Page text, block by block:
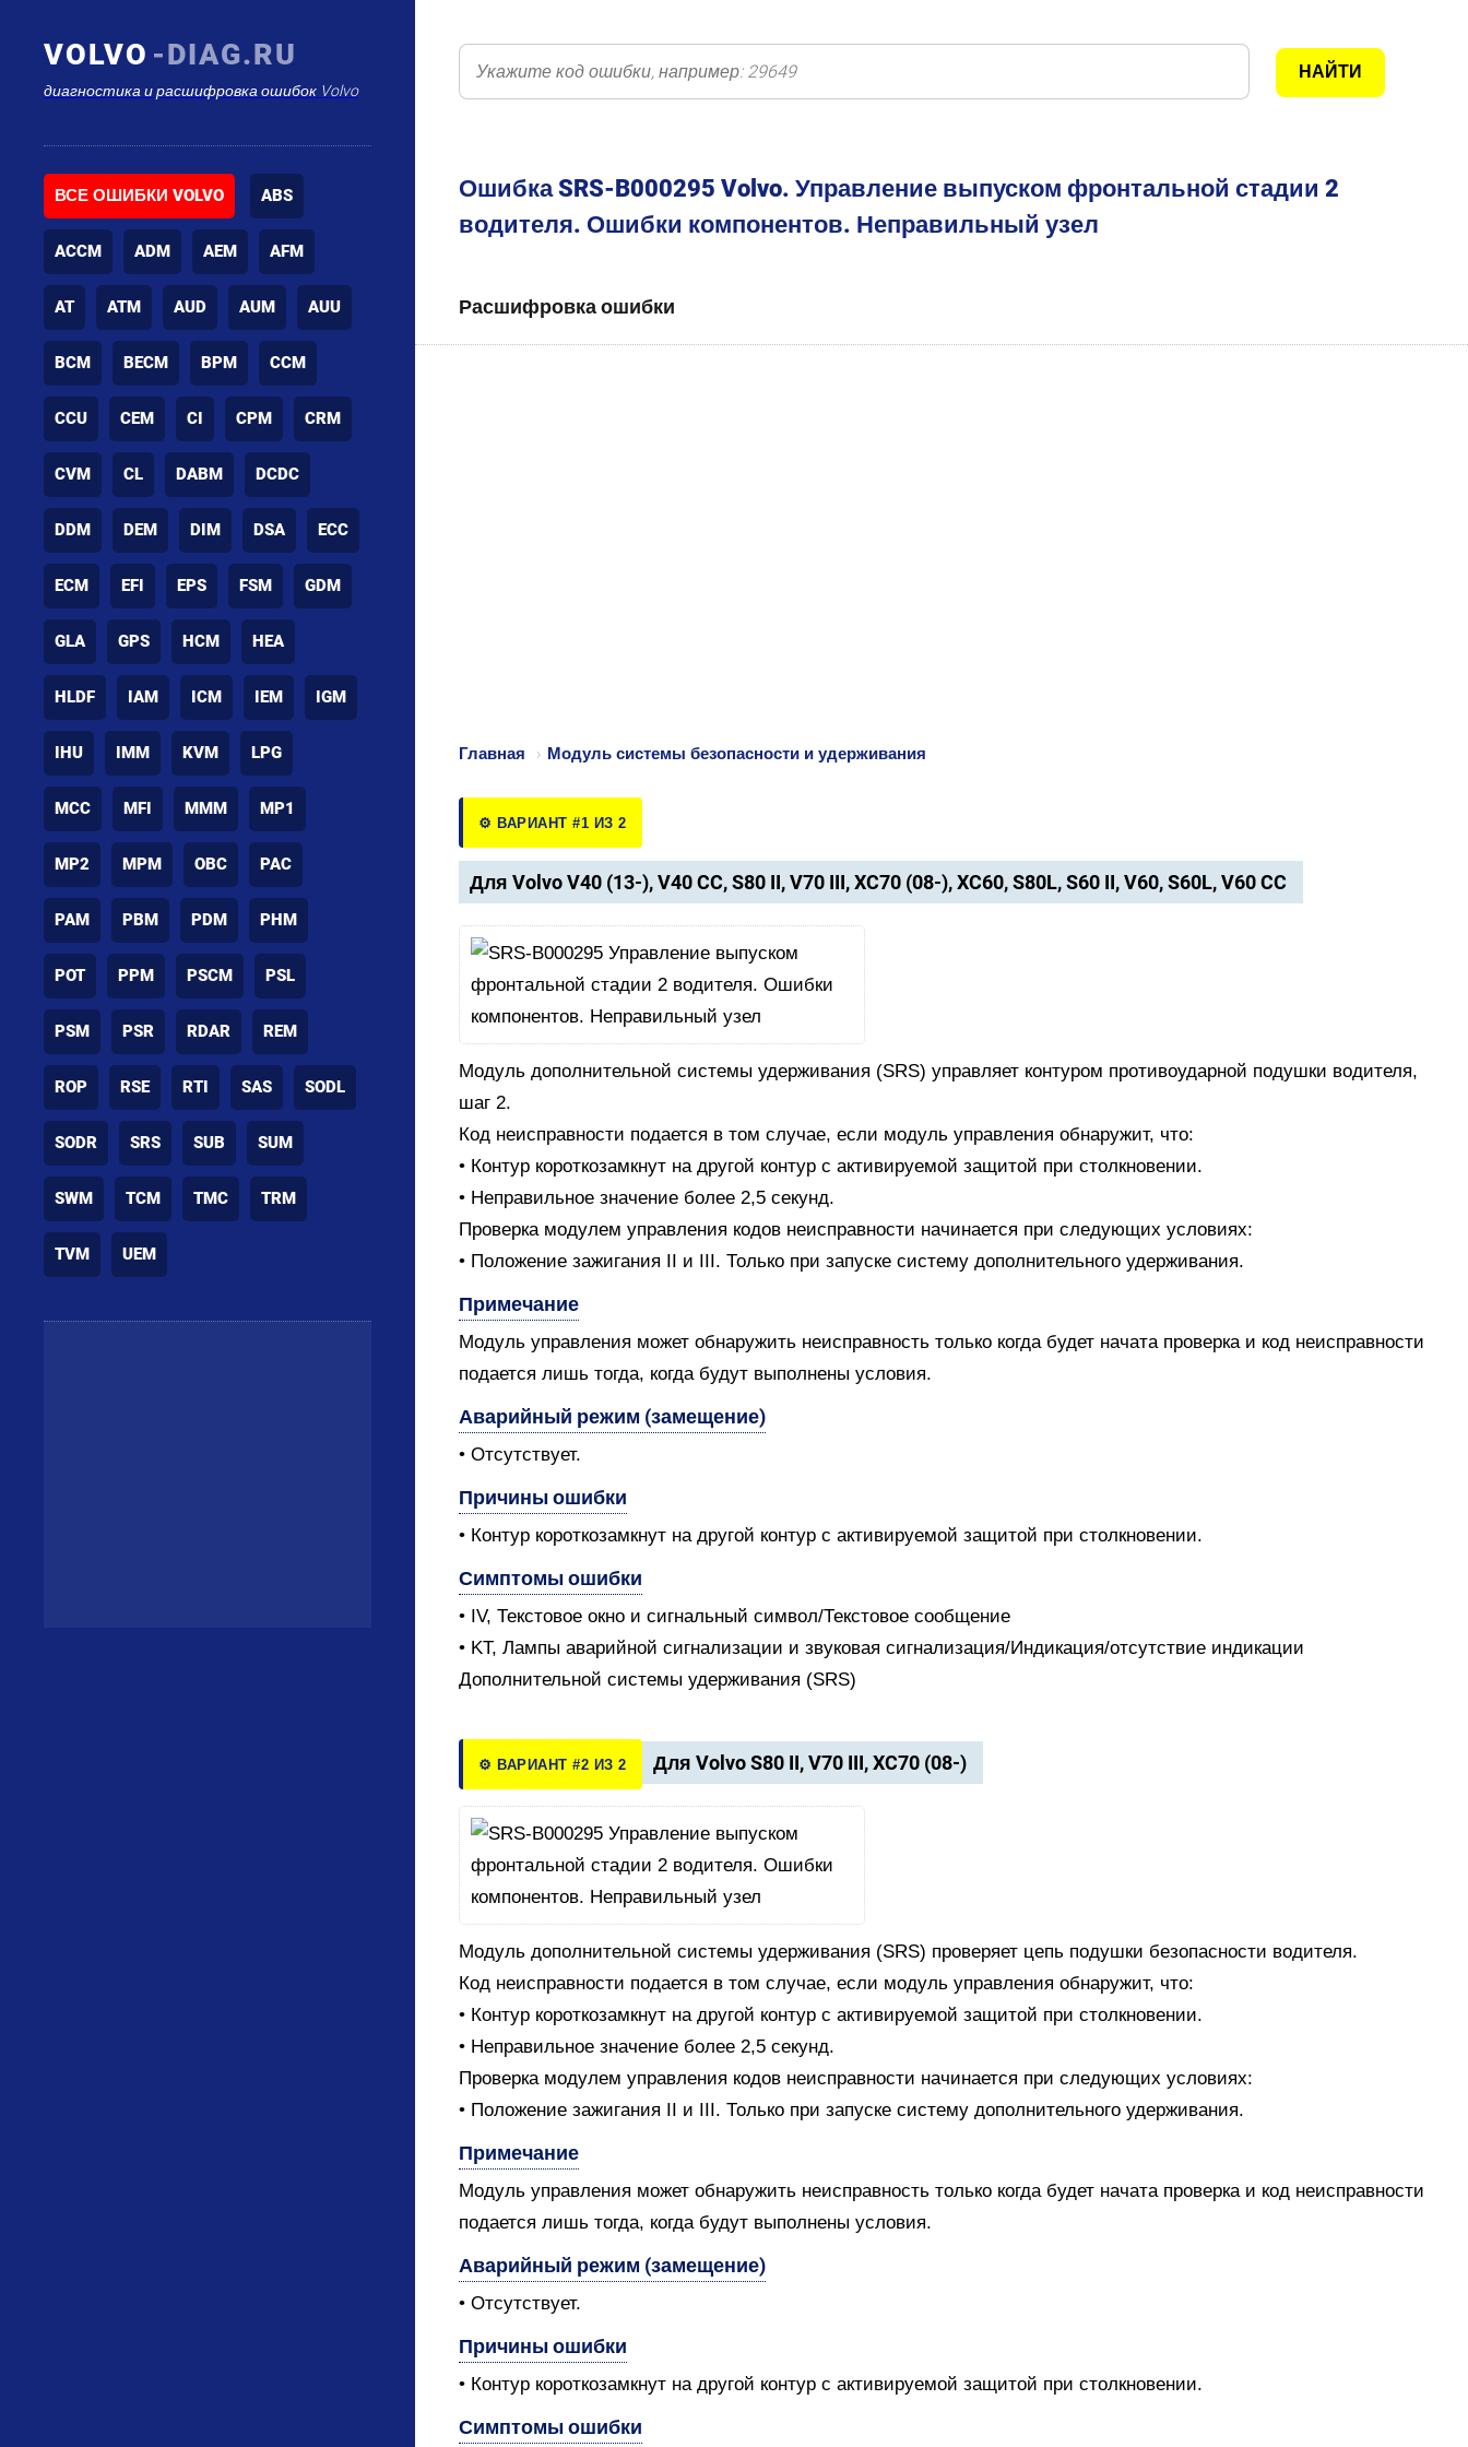
VOLVO -DIAG.RU
диагностика и расшифровка ошибок Volvo
ВСЕ ОШИБКИ VOLVO ABS
ACCM ADM AEM AFM
AT ATM AUD AUM AUU
BCM BECM BPM CCM
CCU CEM CI CPM CRM
CVM CL DABM DCDC
DDM DEM DIM DSA ECC
ECM EFI EPS FSM GDM
GLA GPS HCM HEA
HLDF IAM ICM IEM IGM
IHU IMM KVM LPG
MCC MFI MMM MP1
MP2 MPM OBC PAC
PAM PBM PDM PHM
POT PPM PSCM PSL
PSM PSR RDAR REM
ROP RSE RTI SAS SODL
SODR SRS SUB SUM
SWM TCM TMC TRM
TVM UEM
Ошибка SRS-B000295 Volvo. Управление выпуском фронтальной стадии 2
водителя. Ошибки компонентов. Неправильный узел
Расшифровка ошибки
Главная › Модуль системы безопасности и удерживания
⚙️ ВАРИАНТ #1 ИЗ 2
Для Volvo V40 (13-), V40 CC, S80 II, V70 III, XC70 (08-), XC60, S80L, S60 II, V60, S60L, V60 CC
Модуль дополнительной системы удерживания (SRS) управляет контуром противоударной подушки водителя,
шаг 2.
Код неисправности подается в том случае, если модуль управления обнаружит, что:
• Контур короткозамкнут на другой контур с активируемой защитой при столкновении.
• Неправильное значение более 2,5 секунд.
Проверка модулем управления кодов неисправности начинается при следующих условиях:
• Положение зажигания II и III. Только при запуске систему дополнительного удерживания.
Примечание
Модуль управления может обнаружить неисправность только когда будет начата проверка и код неисправности
подается лишь тогда, когда будут выполнены условия.
Аварийный режим (замещение)
• Отсутствует.
Причины ошибки
• Контур короткозамкнут на другой контур с активируемой защитой при столкновении.
Симптомы ошибки
• IV, Текстовое окно и сигнальный символ/Текстовое сообщение
• KT, Лампы аварийной сигнализации и звуковая сигнализация/Индикация/отсутствие индикации
Дополнительной системы удерживания (SRS)
⚙️ ВАРИАНТ #2 ИЗ 2 Для Volvo S80 II, V70 III, XC70 (08-)
Модуль дополнительной системы удерживания (SRS) проверяет цепь подушки безопасности водителя.
Код неисправности подается в том случае, если модуль управления обнаружит, что:
• Контур короткозамкнут на другой контур с активируемой защитой при столкновении.
• Неправильное значение более 2,5 секунд.
Проверка модулем управления кодов неисправности начинается при следующих условиях:
• Положение зажигания II и III. Только при запуске систему дополнительного удерживания.
Примечание
Модуль управления может обнаружить неисправность только когда будет начата проверка и код неисправности
подается лишь тогда, когда будут выполнены условия.
Аварийный режим (замещение)
• Отсутствует.
Причины ошибки
• Контур короткозамкнут на другой контур с активируемой защитой при столкновении.
Симптомы ошибки